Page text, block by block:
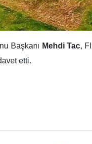
Başkanı Mehdi Tac,
etti.